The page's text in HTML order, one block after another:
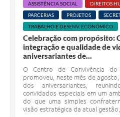
ASSISTÊNCIA SOCIAL
DIREITOS
PARCERIAS
PROJETOS
TRABALHO E DESENV. ECONÔMICO
Celebração com propósito:
integração e qualidade de
aniversariantes de...
O Centro de Convivência
promoveu, neste mês de
dos aniversariantes,
convidados especiais em um
do que uma simples
visão estratégica da atual